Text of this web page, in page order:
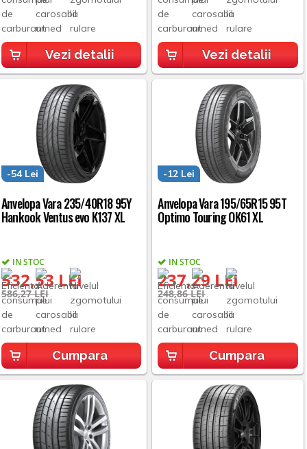
Vezi detalii Vezi detalii
Anvelopa Vara 235/40R18 95Y
Hankook Ventus evo K137 XL
IN STOC
532,53 LEI
-54 Lei
586,27 LEI
Cumpara
Anvelopa Vara 195/65R15 95T
Optimo Touring OK61 XL
IN STOC
237,29 LEI
-12 Lei
248,86 LEI
Cumpara